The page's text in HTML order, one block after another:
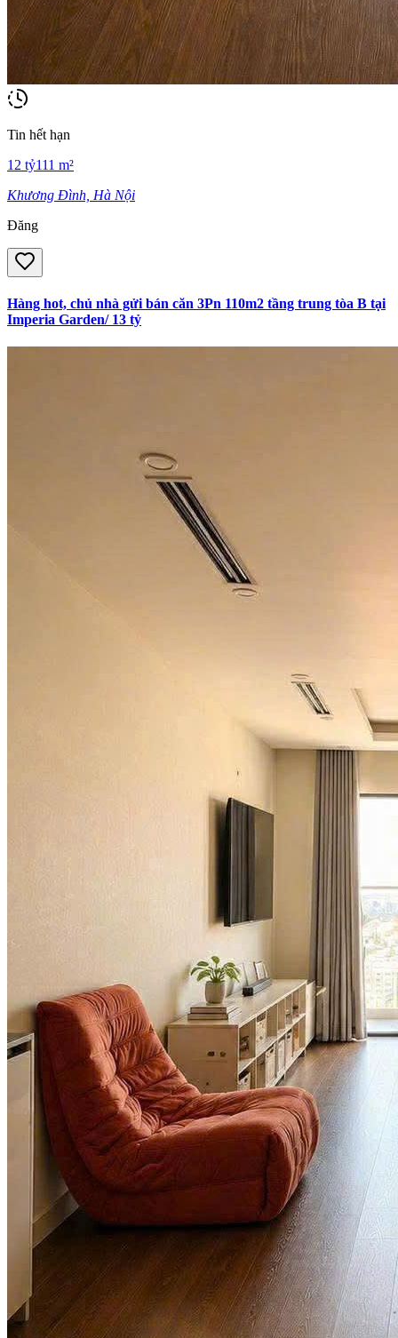
Tin hết hạn
12 tỷ111 m²
Khương Đình, Hà Nội
Đăng
Hàng hot, chủ nhà gửi bán căn 3Pn 110m2 tầng trung tòa B tại
Imperia Garden/ 13 tỷ